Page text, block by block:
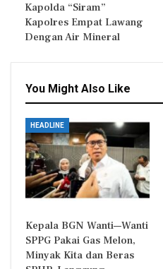
Kapolda “Siram”
Kapolres Empat Lawang
Dengan Air Mineral
You Might Also Like
HEADLINE
Kepala BGN Wanti—Wanti
SPPG Pakai Gas Melon,
Minyak Kita dan Beras